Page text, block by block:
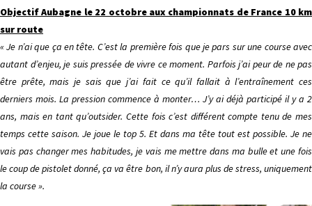
Objectif Aubagne le 22 octobre aux championnats de France 10 km
sur route
« Je n’ai que ça en tête. C’est la première fois que je pars sur une course avec
autant d’enjeu, je suis pressée de vivre ce moment. Parfois j’ai peur de ne pas
être prête, mais je sais que j’ai fait ce qu’il fallait à l’entraînement ces
derniers mois. La pression commence à monter… J’y ai déjà participé il y a 2
ans, mais en tant qu’outsider. Cette fois c’est différent compte tenu de mes
temps cette saison. Je joue le top 5. Et dans ma tête tout est possible. Je ne
vais pas changer mes habitudes, je vais me mettre dans ma bulle et une fois
le coup de pistolet donné, ça va être bon, il n’y aura plus de stress, uniquement
la course ».